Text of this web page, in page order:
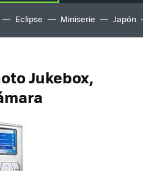
Eclipse Miniserie Japón
Jukebox,